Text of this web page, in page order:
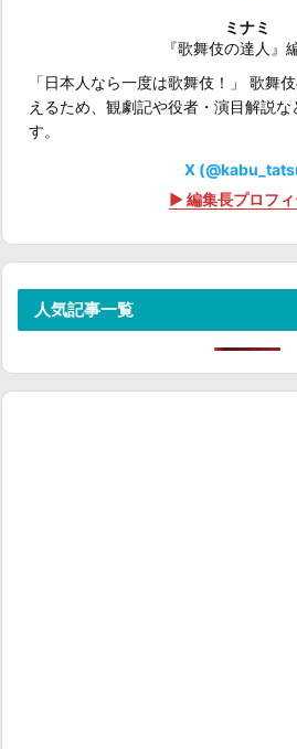
ミナミ
『歌舞伎の達人』
「日本人なら一度は歌舞伎！」 歌舞
えるため、観劇記や役者・演目解説
す。
X
▶ 編集長プロフ
人気記事一覧